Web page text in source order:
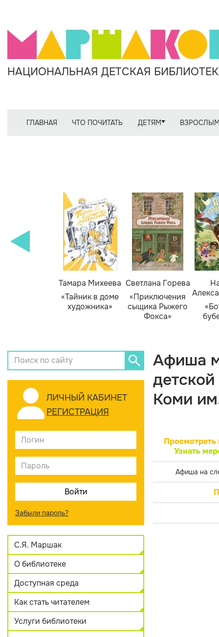
НАЦИОНАЛЬНАЯ ДЕТСКАЯ
ГЛАВНАЯ ЧТО ПОЧИТАТЬ ДЕТЯМ
Тамара Михеева
«Тайник в доме
художника»
Светлана Горева
«Приключения
сыщика Рыжего
Фокса»
ЛИЧНЫЙ КАБИНЕТ
РЕГИСТРАЦИЯ
Забыли пароль?
С.Я. Маршак
О библиотеке
Доступная среда
Как стать читателем
Услуги библиотеки
Афиша
Коми
Просмотреть
Узнать
Афиша на